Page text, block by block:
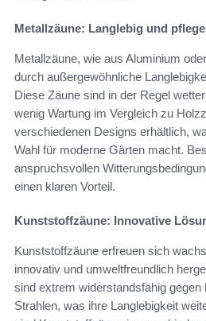
Metallzäune: Langlebig und
Metallzäune, wie aus Aluminium
durch außergewöhnliche
Diese Zäune sind in der Regel
wenig Wartung im Vergleich zu
verschiedenen Designs erhältlich,
Wahl für moderne Gärten macht.
anspruchsvollen
einen klaren Vorteil.
Kunststoffzäune: Innovative
Kunststoffzäune erfreuen sich
innovativ und umweltfreundlich
sind extrem widerstandsfähig gegen
Strahlen, was ihre Langlebigkeit